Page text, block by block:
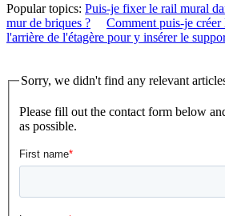
Popular topics: Puis-je fixer le rail mural
mur de briques ?
Comment puis-je
l'arrière de l'étagère pour y insérer le
Sorry, we didn't find any relevant
Please fill out the contact form below
as possible.